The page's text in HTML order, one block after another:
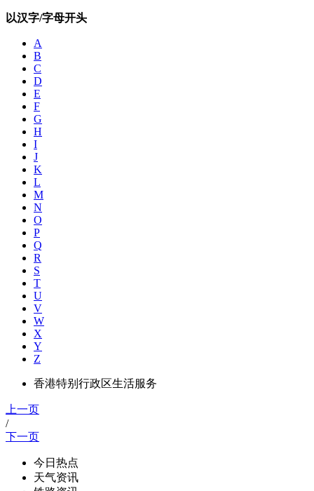
以汉字/字母开头
A
B
C
D
E
F
G
H
I
J
K
L
M
N
O
P
Q
R
S
T
U
V
W
X
Y
Z
香港特别行政区生活服务
上一页
/
下一页
今日热点
天气资讯